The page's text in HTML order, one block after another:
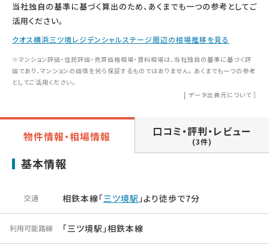
当社独自の基準に基づく算出のため、あくまでも一つの参考としてご
活用ください。
クオス横浜三ツ境レジデンシャルステージ周辺の相場推移を見る
※マンション評価・住民評価・売買価格相場・賃料相場は、当社独自の基準に基づく評
価であり、マンションの価値を何ら保証するものではありません。 あくまでも一つの参考
としてご活用ください。
[ データ出典元について ］
物件情報・相場情報 口コミ・評判・レビュー
(3件)
基本情報
交通 相鉄本線「三ツ境駅 」より徒歩で7分
利用可能路線 「三ツ境駅」相鉄本線